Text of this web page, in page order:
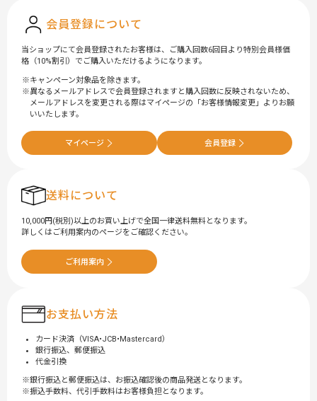
会員登録について
当ショップにて会員登録されたお客様は、ご購入回数6回目より特別会員様価
格（10%割引）でご購入いただけるようになります。
キャンペーン対象品を除きます。
異なるメールアドレスで会員登録されますと購入回数に反映されないため、
メールアドレスを変更される際はマイページの「お客様情報変更」よりお願
いいたします。
マイページ 会員登録
送料について
10,000円(税別)以上のお買い上げで全国一律送料無料となります。
詳しくはご利用案内のページをご確認ください。
ご利用案内
お支払い方法
カード決済（VISA•JCB•Mastercard）
銀行振込、郵便振込
代金引換
銀行振込と郵便振込は、お振込確認後の商品発送となります。
振込手数料、代引手数料はお客様負担となります。